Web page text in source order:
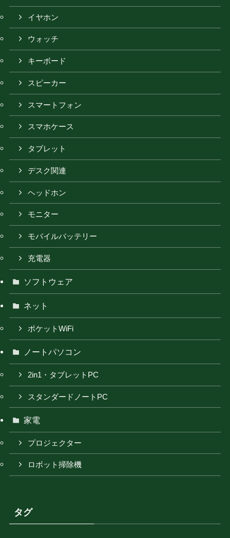
イヤホン
ウォッチ
キーボード
スピーカー
スマートフォン
スマホケース
タブレット
デスク関連
ヘッドホン
モニター
モバイルバッテリー
充電器
ソフトウェア
ネット
ポケットWiFi
ノートパソコン
2in1・タブレットPC
スタンダードノートPC
家電
プロジェクター
ロボット掃除機
タグ